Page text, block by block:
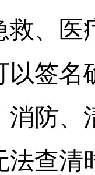
救、医
以签名
消防、
法查清